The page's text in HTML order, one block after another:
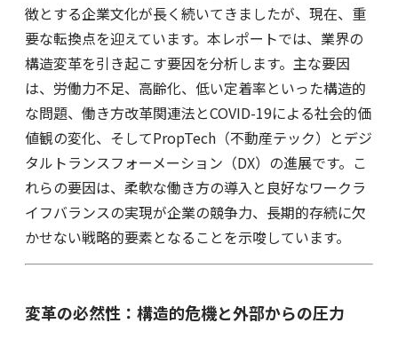
徴とする企業文化が長く続いてきましたが、現在、重
要な転換点を迎えています。本レポートでは、業界の
構造変革を引き起こす要因を分析します。主な要因
は、労働力不足、高齢化、低い定着率といった構造的
な問題、働き方改革関連法とCOVID-19による社会的価
値観の変化、そしてPropTech（不動産テック）とデジ
タルトランスフォーメーション（DX）の進展です。こ
れらの要因は、柔軟な働き方の導入と良好なワークラ
イフバランスの実現が企業の競争力、長期的存続に欠
かせない戦略的要素となることを示唆しています。
変革の必然性：構造的危機と外部からの圧力